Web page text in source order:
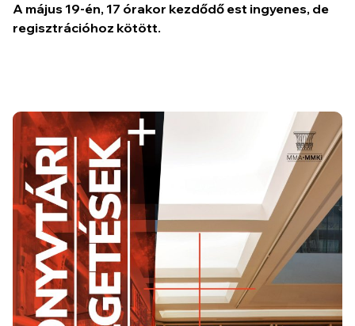
A május 19-én, 17 órakor kezdődő est ingyenes, de
regisztrációhoz kötött.